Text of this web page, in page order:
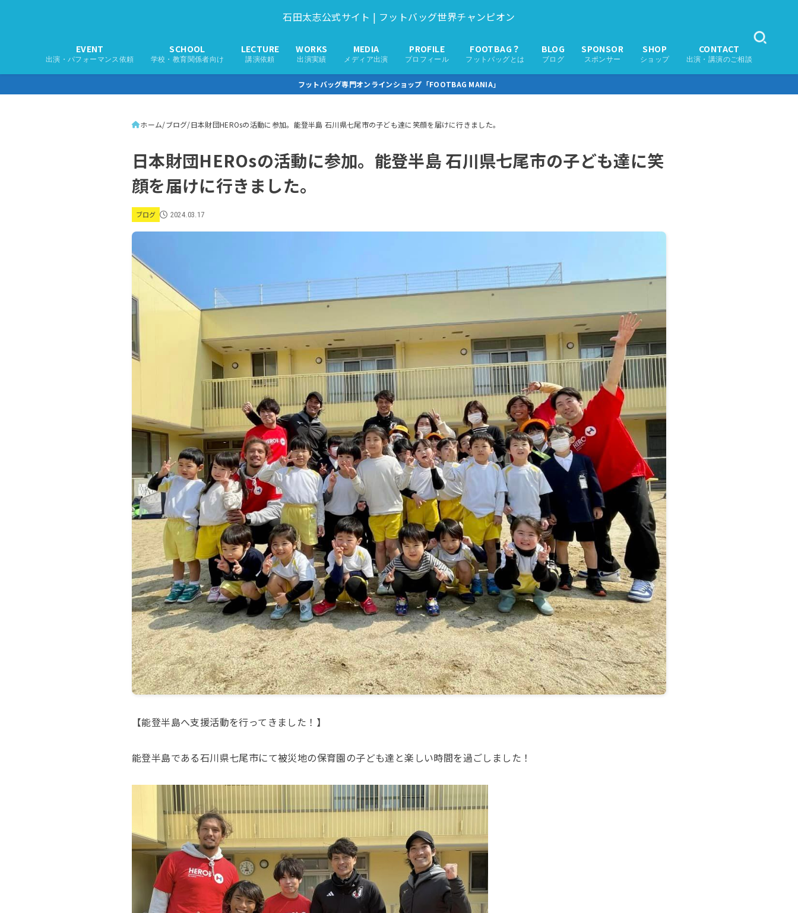
石田太志公式サイト | フットバッグ世界チャンピオン
EVENT
出演・パフォーマンス依頼
SCHOOL
学校・教育関係者向け
LECTURE
講演依頼
WORKS
出演実績
MEDIA
メディア出演
PROFILE
プロフィール
FOOTBAG？
フットバッグとは
BLOG
ブログ
SPONSOR
スポンサー
SHOP
ショップ
CONTACT
出演・講演のご相談
フットバッグ専門オンラインショップ「FOOTBAG MANIA」
ホーム ブログ 日本財団HEROsの活動に参加。能登半島 石川県七尾市の子ども達に笑顔を届けに行きました。
日本財団HEROsの活動に参加。能登半島 石川県七尾市の子ども達に笑
顔を届けに行きました。
ブログ 2024.03.17
【能登半島へ支援活動を行ってきました！】
能登半島である石川県七尾市にて被災地の保育園の子ども達と楽しい時間を過ごしました！